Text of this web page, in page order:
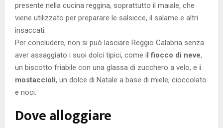
presente nella cucina reggina, soprattutto il maiale, che
viene utilizzato per preparare le salsicce, il salame e altri
insaccati.
Per concludere, non si può lasciare Reggio Calabria senza
aver assaggiato i suoi dolci tipici, come il fiocco di neve,
un biscotto friabile con una glassa di zucchero a velo, e i
mostaccioli, un dolce di Natale a base di miele, cioccolato
e noci.
Dove alloggiare